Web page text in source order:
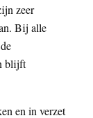
zeer
Bij alle
blijft
en in verzet